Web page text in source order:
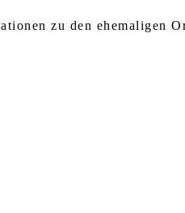
zu den ehemaligen